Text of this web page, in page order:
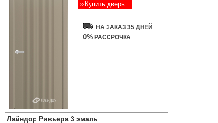
Купить дверь
НА ЗАКАЗ 35 ДНЕЙ
0% РАССРОЧКА
Лайндор Ривьера 3 эмаль